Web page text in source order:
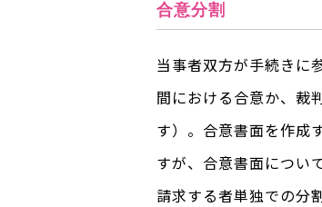
合意分割
当事者双方が手続きに
間における合意か、裁
す）。合意書面を作成
すが、合意書面につい
請求する者単独での分